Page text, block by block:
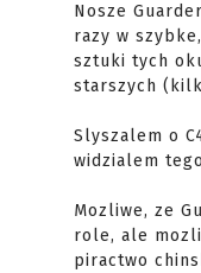
Nosze
razy w
sztuki tych
starszych
Slyszalem o
widzialem
Mozliwe, ze
role, ale
piractwo